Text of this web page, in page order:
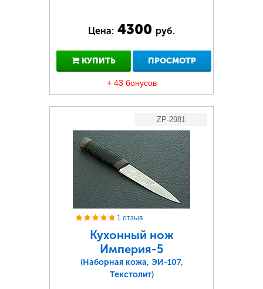
Цена: 4300 руб.
КУПИТЬ ПРОСМОТР
+ 43 бонусов
ZP-2981
1 отзыв
Кухонный нож
Империя-5
(Наборная кожа, ЭИ-107,
Текстолит)